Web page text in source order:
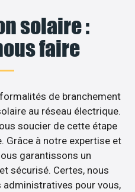
solaire :
faire
de branchement
au réseau électrique.
soucier de cette étape
Grâce à notre expertise et
garantissons un
sécurisé. Certes, nous
pour vous,